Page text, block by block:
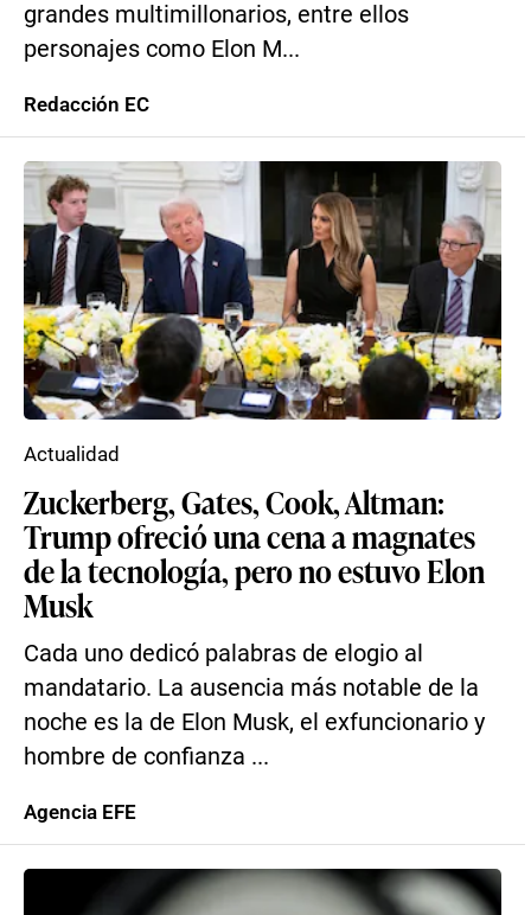
grandes multimillonarios, entre ellos
personajes como Elon M...
Redacción EC
Zuckerberg, Gates, Cook, Altman:
Trump ofreció una cena a magnates
de la tecnología, pero no estuvo Elon
Musk
Cada uno dedicó palabras de elogio al
mandatario. La ausencia más notable de la
noche es la de Elon Musk, el exfuncionario y
hombre de confianza ...
Actualidad
Agencia EFE